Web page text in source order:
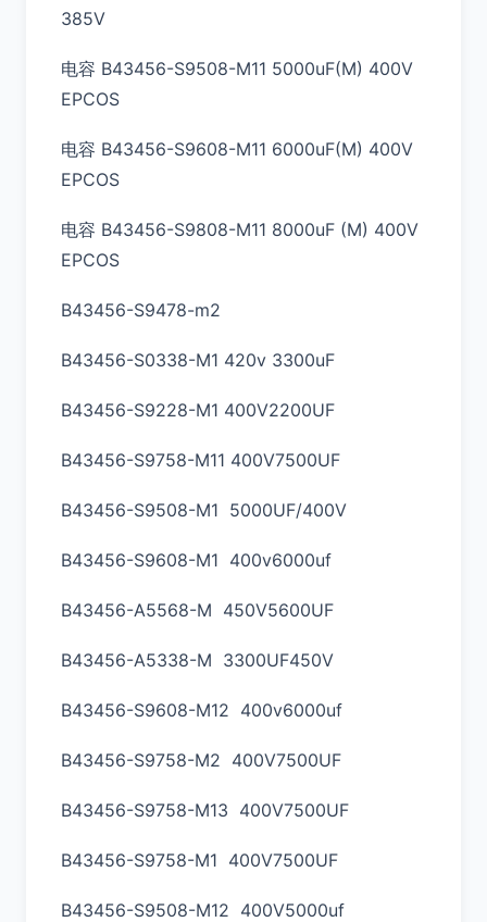
385V
电容 B43456-S9508-M11 5000uF(M) 400V
EPCOS
电容 B43456-S9608-M11 6000uF(M) 400V
EPCOS
电容 B43456-S9808-M11 8000uF (M) 400V
EPCOS
B43456-S9478-m2
B43456-S0338-M1 420v 3300uF
B43456-S9228-M1 400V2200UF
B43456-S9758-M11 400V7500UF
B43456-S9508-M1 5000UF/400V
B43456-S9608-M1 400v6000uf
B43456-A5568-M 450V5600UF
B43456-A5338-M 3300UF450V
B43456-S9608-M12 400v6000uf
B43456-S9758-M2 400V7500UF
B43456-S9758-M13 400V7500UF
B43456-S9758-M1 400V7500UF
B43456-S9508-M12 400V5000uf